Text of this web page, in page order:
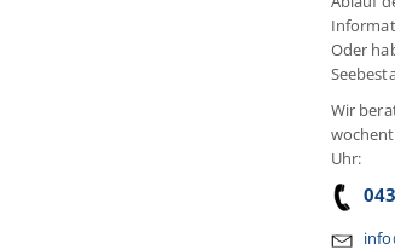
Oder
Wir
Uhr: